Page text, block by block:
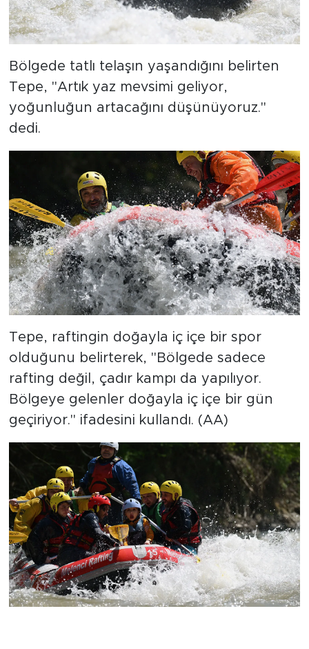
Bölgede tatlı telaşın yaşandığını belirten
Tepe, "Artık yaz mevsimi geliyor,
yoğunluğun artacağını düşünüyoruz."
dedi.
Tepe, raftingin doğayla iç içe bir spor
olduğunu belirterek, "Bölgede sadece
rafting değil, çadır kampı da yapılıyor.
Bölgeye gelenler doğayla iç içe bir gün
geçiriyor." ifadesini kullandı. (AA)